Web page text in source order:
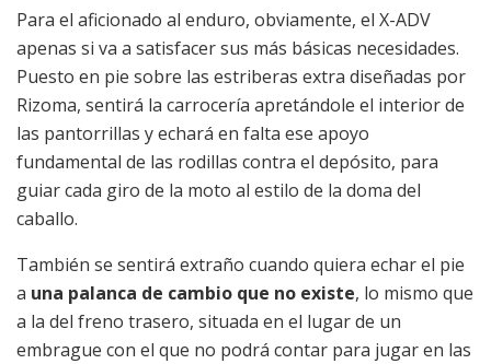
Para el aficionado al enduro, obviamente, el X-ADV
apenas si va a satisfacer sus más básicas necesidades.
Puesto en pie sobre las estriberas extra diseñadas por
Rizoma, sentirá la carrocería apretándole el interior de
las pantorrillas y echará en falta ese apoyo
fundamental de las rodillas contra el depósito, para
guiar cada giro de la moto al estilo de la doma del
caballo.
También se sentirá extraño cuando quiera echar el pie
a una palanca de cambio que no existe, lo mismo que
a la del freno trasero, situada en el lugar de un
embrague con el que no podrá contar para jugar en las